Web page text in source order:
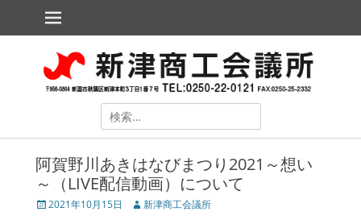
メインメニュー
コ
ン
ツ
へ
ッ
プ
新津商工会議所
The Niitsu Chamber of Commerce and Industry
検
索
象:
阿賀野川あきはなびまつり2021～想い
～（LIVE配信動画）について
投 2021年10月15日
投 新津商工会議所